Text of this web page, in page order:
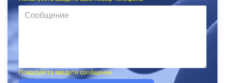
Пожалуйста введите сообщение